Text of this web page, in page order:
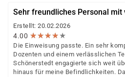
Sehr freundliches Personal mit
Erstellt: 20.02.2026
4.00 ★★★★★
★★★★★
Die Einweisung passte. Ein sehr
Dozenten und einem verlässlichen
Schönerstedt engagierte sich weit
hinaus für meine Befindlichkeiten.